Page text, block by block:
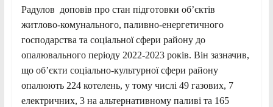
Радулов доповів про стан підготовки об’єктів
житлово-комунального, паливно-енергетичного
господарства та соціальної сфери району до
опалювального періоду 2022-2023 років. Він зазначив,
що об’єкти соціально-культурної сфери району
опалюють 224 котелень, у тому числі 49 газових, 7
електричних, 3 на альтернативному паливі та 165